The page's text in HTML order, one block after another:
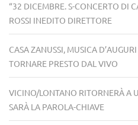
“32 DICEMBRE. S-CONCERTO DI
ROSSI INEDITO DIRETTORE
CASA ZANUSSI, MUSICA
TORNARE PRESTO DAL VIVO
VICINO/LONTANO RITORNERÀ A
SARÀ LA PAROLA-CHIAVE